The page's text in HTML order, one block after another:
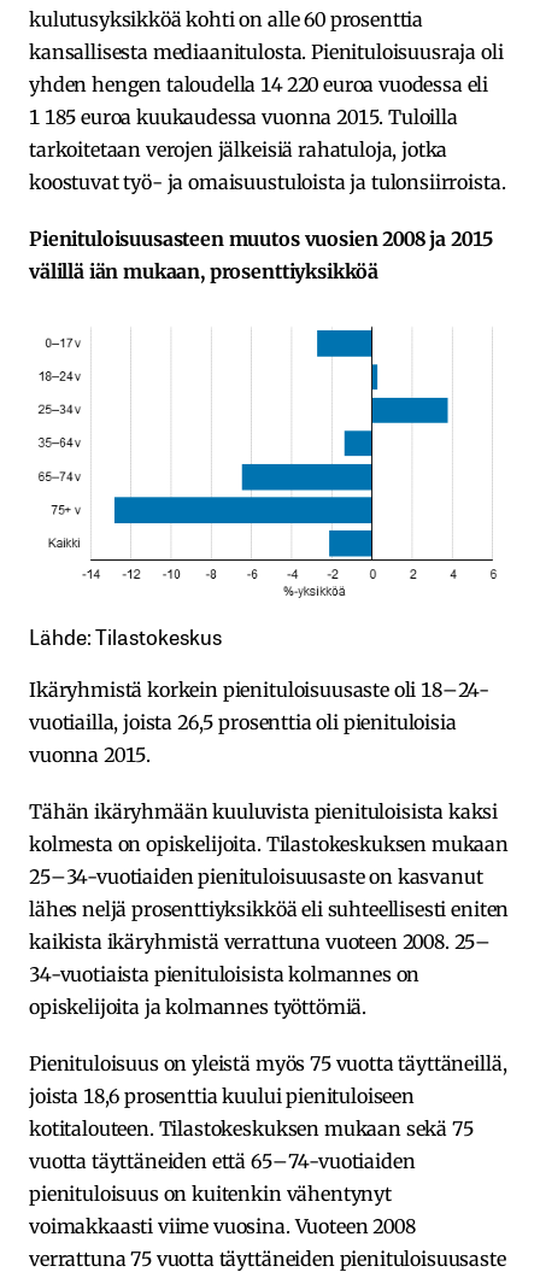
kulutusyksikköä kohti on alle 60 prosenttia
kansallisesta mediaanitulosta. Pienituloisuusraja oli
yhden hengen taloudella 14 220 euroa vuodessa eli
1 185 euroa kuukaudessa vuonna 2015. Tuloilla
tarkoitetaan verojen jälkeisiä rahatuloja, jotka
koostuvat työ- ja omaisuustuloista ja tulonsiirroista.
Pienituloisuusasteen muutos vuosien 2008 ja 2015
välillä iän mukaan, prosenttiyksikköä
Lähde: Tilastokeskus
Ikäryhmistä korkein pienituloisuusaste oli 18–24-
vuotiailla, joista 26,5 prosenttia oli pienituloisia
vuonna 2015.
Tähän ikäryhmään kuuluvista pienituloisista kaksi
kolmesta on opiskelijoita. Tilastokeskuksen mukaan
25–34-vuotiaiden pienituloisuusaste on kasvanut
lähes neljä prosenttiyksikköä eli suhteellisesti eniten
kaikista ikäryhmistä verrattuna vuoteen 2008. 25–
34-vuotiaista pienituloisista kolmannes on
opiskelijoita ja kolmannes työttömiä.
Pienituloisuus on yleistä myös 75 vuotta täyttäneillä,
joista 18,6 prosenttia kuului pienituloiseen
kotitalouteen. Tilastokeskuksen mukaan sekä 75
vuotta täyttäneiden että 65–74-vuotiaiden
pienituloisuus on kuitenkin vähentynyt
voimakkaasti viime vuosina. Vuoteen 2008
verrattuna 75 vuotta täyttäneiden pienituloisuusaste